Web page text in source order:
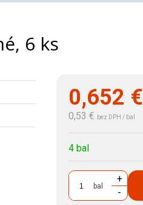
6 ks
0,652 €
0,53 € bez DPH / bal
4 bal
bal
+
-